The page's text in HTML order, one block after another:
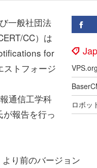
一般社団法
CC）は
for
トフォージ
通信工学科
報告を行っ
り前のバージョン